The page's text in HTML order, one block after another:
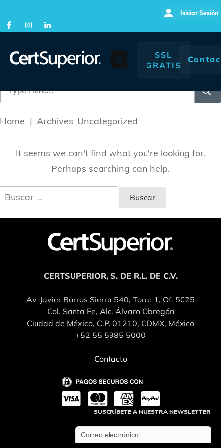
Iniciar Sesión
SSL
GRATIS
Home | Archives: Uncategorized
It seems we can't find what you're looking for.
Perhaps searching can help.
Buscar:
CERTSUPERIOR, S. DE R.L. DE C.V.
Av. Javier Barros Sierra 540, Torre 1, Of. 5025
Col. Santa Fe, Alc. Álvaro Obregón
Ciudad de México, C.P. 01210, CDMX, México
+52 55 5985 5000
Contacto
SUSCRÍBETE A NUESTRA NEWSLETTER